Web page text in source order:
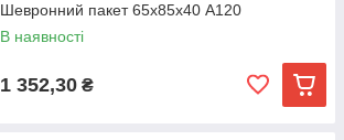
Шевронний пакет 65х85х40 A120
В наявності
1 352,30 ₴